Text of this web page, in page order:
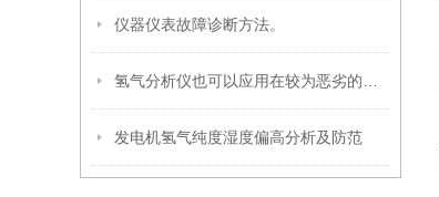
仪器仪表故障诊断方法。
发电机氢气纯度湿度偏高分析及防范